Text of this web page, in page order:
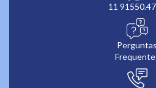
11
Perguntas